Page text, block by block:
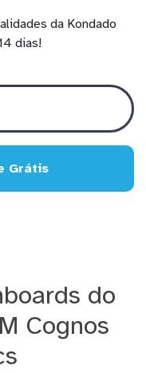
da Kondado
dias!
Grátis
do
Cognos